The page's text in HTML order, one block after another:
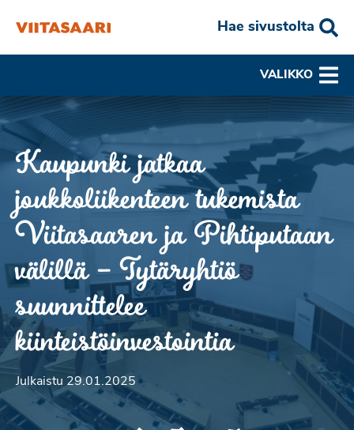
Hae sivustolta
VALIKKO
Kaupunki jatkaa
joukkoliikenteen tukemista
Viitasaaren ja Pihtiputaan
välillä – Tytäryhtiö
suunnittelee
kiinteistöinvestointia
Julkaistu 29.01.2025